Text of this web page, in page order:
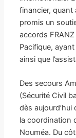
financier, quant
promis un
accords
Pacifique,
ainsi que
Des secours
(Sécurité Civil
dès
la coordination
Nouméa. Du